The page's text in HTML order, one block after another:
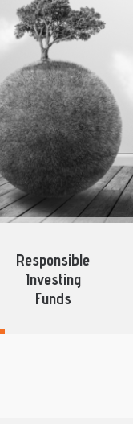
Responsible
Investing
Funds
συμβάλλοντας
της ζωής στον πλανήτη.
“Responsible Investing” σας
διαχείριση του κεφαλαίου και
καλύτερων μακροπρόθεσμων
Περισσότερα